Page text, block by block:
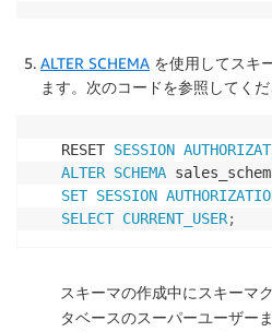
ALTER SCHEMA を使用してスキ
ます。次のコードを参照してくだ
RESET SESSION
ALTER SCHEMA
SET SESSION
SELECT CURRENT_USER;
スキーマの作成中にスキーマ
タベースのスーパーユーザー